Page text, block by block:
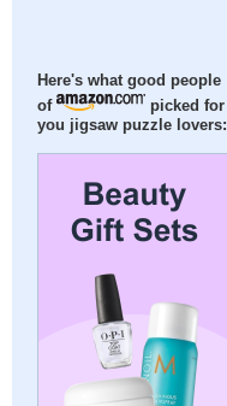
Here's what good people
of
picked for
you jigsaw puzzle lovers: